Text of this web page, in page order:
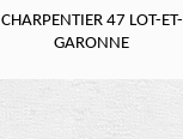
CHARPENTIER 47 LOT-ET-
GARONNE